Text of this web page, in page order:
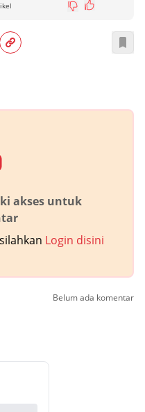
akses untuk
Login disini
Belum ada komentar